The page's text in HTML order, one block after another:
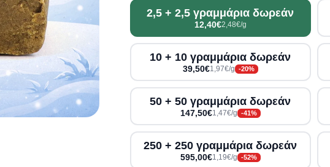
2,5 + 2,5 γραμμάρια δωρεάν
12,40€2,48€/g
10 + 10 γραμμάρια δωρεάν
39,50€1,97€/g -20%
50 + 50 γραμμάρια δωρεάν
147,50€1,47€/g -41%
250 + 250 γραμμάρια δωρεάν
595,00€1,19€/g -52%